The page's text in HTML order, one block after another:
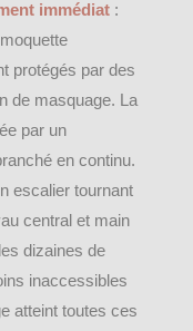
immédiat:
protégés par des
de masquage. La
par un
en continu.
escalier tournant
central et main
dizaines de
inaccessibles
atteint toutes ces